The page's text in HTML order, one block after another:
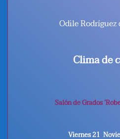
Odile Rodríguez
Clima de
Salón de Grados
Viernes 21